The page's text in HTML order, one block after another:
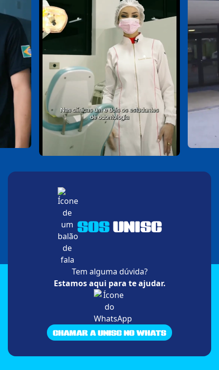
SOSUNISC
Tem alguma dúvida?
Estamos aqui para te ajudar.
CHAMAR A UNISC NO WHATS